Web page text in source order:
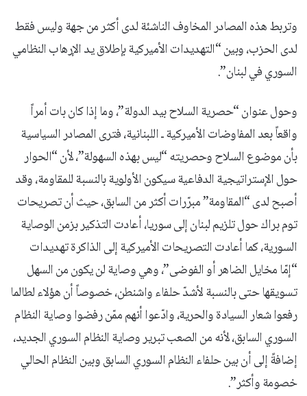
وتربط هذه المصادر المخاوف الناشئة لدى أكثر من جهة وليس فقط
لدى الحزب، وبين “التهديدات الأميركية بإطلاق يد الإرهاب النظامي
السوري في لبنان”.
وحول عنوان “حصرية السلاح بيد الدولة”، وما إذا كان بات أمراً
واقعاً بعد المفاوضات الأميركية ـ اللبنانية، فترى المصادر السياسية
بأن موضوع السلاح وحصريته “ليس بهذه السهولة”، لأن “الحوار
حول الإستراتيجية الدفاعية سيكون الأولوية بالنسبة للمقاومة، وقد
أصبح لدى “المقاومة” مبرّرات أكثر من السابق، حيث أن تصريحات
توم براك حول تلزيم لبنان إلى سوريا، أعادت التذكير بزمن الوصاية
السورية، كما أعادت التصريحات الأميركية إلى الذاكرة تهديدات
“إمّا مخايل الضاهر أو الفوضى”، وهي وصاية لن يكون من السهل
تسويقها حتى بالنسبة لأشدّ حلفاء واشنطن، خصوصاً أن هؤلاء لطالما
رفعوا شعار السيادة والحرية، وادّعوا أنهم ممّن رفضوا وصاية النظام
السوري السابق، لأنه من الصعب تبرير وصاية النظام السوري الجديد،
إضافةً إلى أن بين حلفاء النظام السوري السابق وبين النظام الحالي
خصومة وأكثر”.